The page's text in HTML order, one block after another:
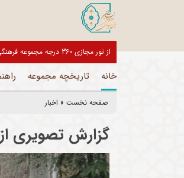
بازدیدکنندگان گرامی، موزه های
خانه تاریخچه مجموعه
صفحه نخست » اخبار
گزارش تصویری